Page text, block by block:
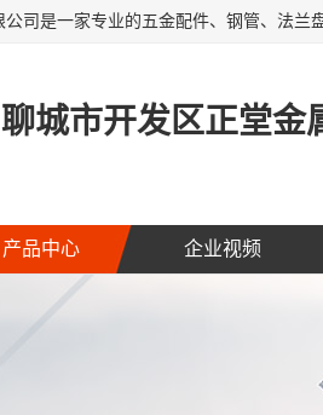
聊城市开发区正堂金
产品中心 企业视频